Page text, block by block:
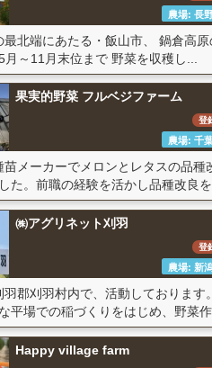
農場: 長
最北端にあたる・飯山市、 鍋倉高
月～11月末位まで 野菜を収穫し...
果実的野菜 フルベジファーム
登
農場: 千
苗メーカーでメロンとレタスの品種
た。前職の経験を活かし品種改良
㈱アグリネット刈羽
登
農場: 新
羽郡刈羽村内で、活動しております
平場での稲づくりをはじめ、野菜
Happy village farm